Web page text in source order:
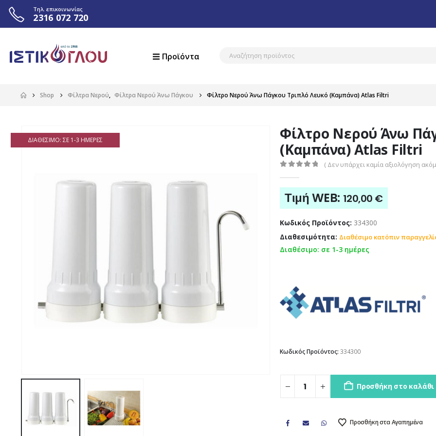
Τηλ. επικοινωνίας
2316 072 720
Προϊόντα
Shop Φίλτρα Νερού, Φίλτρα Νερού Άνω Πάγκου Φίλτρο Νερού Άνω Πάγκου Τριπλό Λευκό (Καμπάνα) Atlas Filtri
ΔΙΑΘΈΣΙΜΟ: ΣΕ 1-3 ΗΜΈΡΕΣ
Φίλτρο Νερού Άνω
(Καμπάνα) Atlas Filtri
( Δεν υπάρχει καμία αξιολόγηση
Τιμή WEB: 120,00 €
Κωδικός Προϊόντος: 334300
Διαθεσιμότητα: Διαθέσιμο κατόπιν
Διαθέσιμο: σε 1-3 ημέρες
Κωδικός Προϊόντος:334300
Προσθήκη στο καλάθι
Προσθήκη στα Αγαπημένα